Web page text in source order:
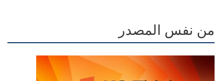
من نفس المصدر